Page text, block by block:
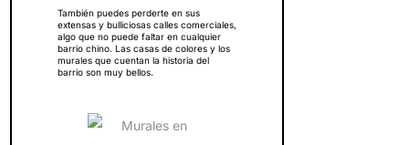
También puedes perderte en sus
extensas y bulliciosas calles comerciales,
algo que no puede faltar en cualquier
barrio chino. Las casas de colores y los
murales que cuentan la historia del
barrio son muy bellos.